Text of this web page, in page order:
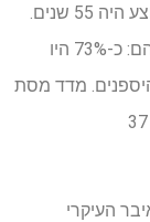
כל המשתתפים היו מבוגרים, וגילם הממוצע היה 55 שנים.
המטופלים זיהו את המידע הדמוגרפי שלהם: כ-73% היו
היספנים. מדד מסת
הגוף הממוצע כשהם נרשמו למחקר היה 37
העיקרי